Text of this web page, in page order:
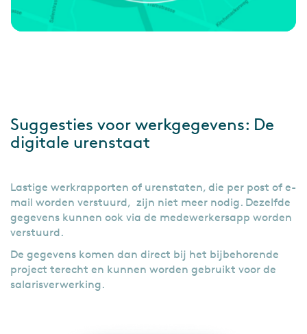
Suggesties voor werkgegevens: De
digitale urenstaat
Lastige werkrapporten of urenstaten, die per post of e-
mail worden verstuurd, zijn niet meer nodig. Dezelfde
gegevens kunnen ook via de medewerkersapp worden
verstuurd.
De gegevens komen dan direct bij het bijbehorende
project terecht en kunnen worden gebruikt voor de
salarisverwerking.